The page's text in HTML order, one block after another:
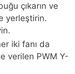
çıkarın ve
yerleştirin.
iki fanı da
verilen PWM Y-